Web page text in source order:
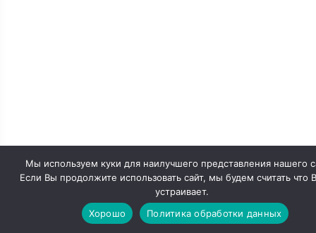
Мы используем куки для наилучшего представления нашего
Если Вы продолжите использовать сайт, мы будем считать что
устраивает.
Хорошо
Политика обработки данных